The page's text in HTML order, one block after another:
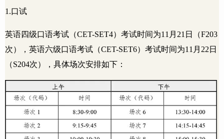
1.口试
英语四级口语考试（CET-SET4）考试时间为11 月 21 日（F203
次），英语六级口语考试（CET-SET6）考试时间为11 月 22 日
（S204次），具体场次安排如下：